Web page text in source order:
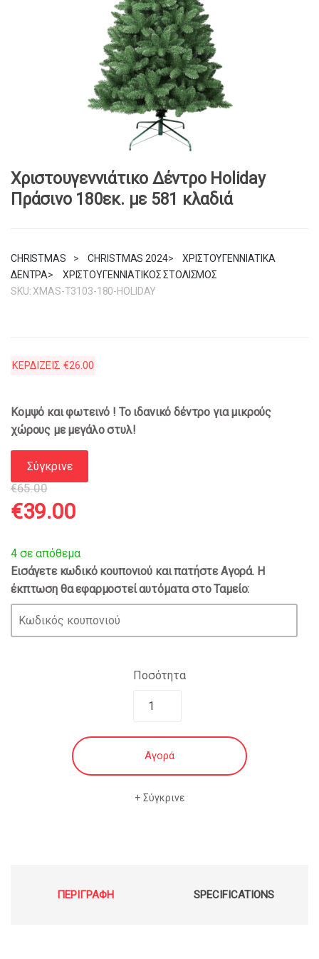
Χριστουγεννιάτικο Δέντρο Holiday
Πράσινο 180εκ. με 581 κλαδιά
CHRISTMAS > CHRISTMAS 2024>
ΧΡΙΣΤΟΥΓΕΝΝΙΑΤΙΚΑ
ΔΕΝΤΡΑ>
ΧΡΙΣΤΟΥΓΕΝΝΙΑΤΙΚΟΣ ΣΤΟΛΙΣΜΟΣ
SKU: XMAS-T3103-180-HOLIDAY
ΚΕΡΔΙΖΕΙΣ €26.00
Κομψό και φωτεινό ! Το ιδανικό δέντρο για μικρούς
χώρους με μεγάλο στυλ!
Σύγκρινε
€65.00
Original
price
was:
€65.00.
€39.00Η
τρέχουσα
τιμή
είναι:
4 σε απόθεμα
Εισάγετε κωδικό κουπονιού και πατήστε Αγορά. Η
έκπτωση θα εφαρμοστεί αυτόματα στο Ταμείο:
Ποσότητα
Αγορά
Σύγκρινε
ΠΕΡΙΓΡΑΦΉ SPECIFICATIONS